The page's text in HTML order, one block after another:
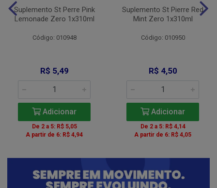
Suplemento St Perre Pink
Lemonade Zero 1x310ml
Código: 010948
R$ 5,49
Adicionar
De 2 a 5: R$ 5,05
A partir de 6: R$ 4,94
Suplemento St Pierre Red
Mint Zero 1x310ml
Código: 010950
R$ 4,50
Adicionar
De 2 a 5: R$ 4,14
A partir de 6: R$ 4,05